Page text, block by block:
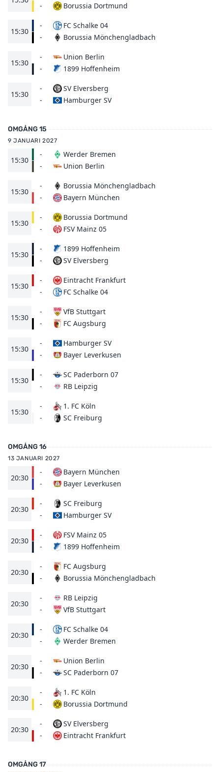
- Borussia Dortmund
15:30
-
-
FC Schalke 04
Borussia Mönchengladbach
15:30
-
-
Union Berlin
1899 Hoffenheim
15:30
-
-
SV Elversberg
Hamburger SV
OMGÅNG 15
9 JANUARI 2027
15:30
-
-
Werder Bremen
Union Berlin
15:30
-
-
Borussia Mönchengladbach
Bayern München
15:30
-
-
Borussia Dortmund
FSV Mainz 05
15:30
-
-
1899 Hoffenheim
SV Elversberg
15:30
-
-
Eintracht Frankfurt
FC Schalke 04
15:30
-
-
VfB Stuttgart
FC Augsburg
15:30
-
-
Hamburger SV
Bayer Leverkusen
15:30
-
-
SC Paderborn 07
RB Leipzig
15:30
-
-
1. FC Köln
SC Freiburg
OMGÅNG 16
13 JANUARI 2027
20:30
-
-
Bayern München
Bayer Leverkusen
20:30
-
-
SC Freiburg
Hamburger SV
20:30
-
-
FSV Mainz 05
1899 Hoffenheim
20:30
-
-
FC Augsburg
Borussia Mönchengladbach
20:30
-
-
RB Leipzig
VfB Stuttgart
20:30
-
-
FC Schalke 04
Werder Bremen
20:30
-
-
Union Berlin
SC Paderborn 07
20:30
-
-
1. FC Köln
Borussia Dortmund
20:30
-
-
SV Elversberg
Eintracht Frankfurt
OMGÅNG 17